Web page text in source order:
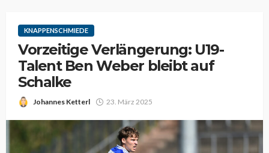
KNAPPENSCHMIEDE
Vorzeitige Verlängerung: U19-
Talent Ben Weber bleibt auf
Schalke
Johannes Ketterl 23. März 2025